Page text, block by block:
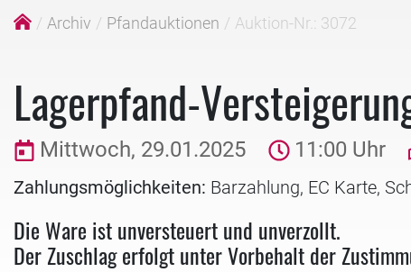
Archiv Pfandauktionen Auktion-Nr.: 3072
Lagerpfand-
Mittwoch, 29.01.2025 11:00 Uhr
Zahlungsmöglichkeiten: Barzahlung, EC Karte,
Die Ware ist unversteuert und unverzollt.
Der Zuschlag erfolgt unter Vorbehalt der